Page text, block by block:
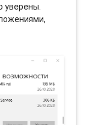
уверены.